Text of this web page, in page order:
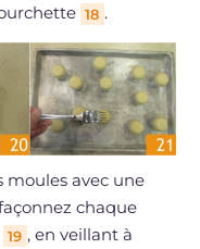
18 .
moules avec une
chaque
19 , en veillant à